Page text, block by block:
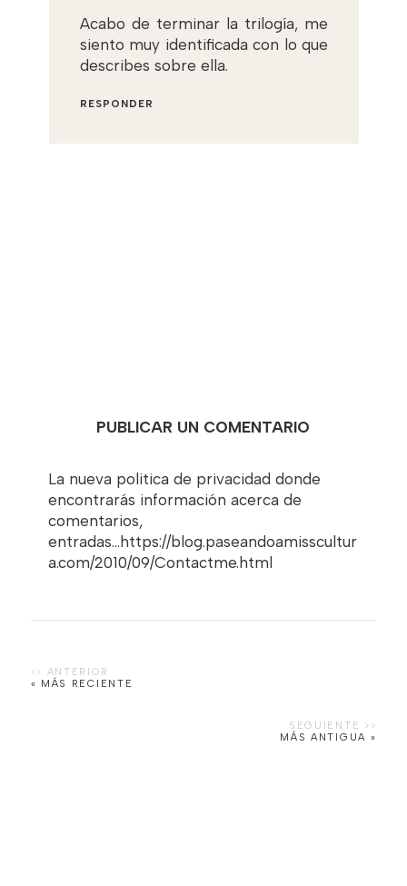
Acabo de terminar la trilogía, me
siento muy identificada con lo que
describes sobre ella.
RESPONDER
PUBLICAR UN COMENTARIO
La nueva politica de privacidad donde
encontrarás información acerca de
comentarios,
entradas...https://blog.paseandoamisscultur
a.com/2010/09/Contactme.html
« MÁS RECIENTE
MÁS ANTIGUA »